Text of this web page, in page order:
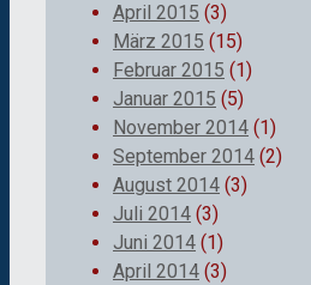
April 2015 (3)
März 2015 (15)
Februar 2015 (1)
Januar 2015 (5)
November 2014 (1)
September 2014 (2)
August 2014 (3)
Juli 2014 (3)
Juni 2014 (1)
April 2014 (3)